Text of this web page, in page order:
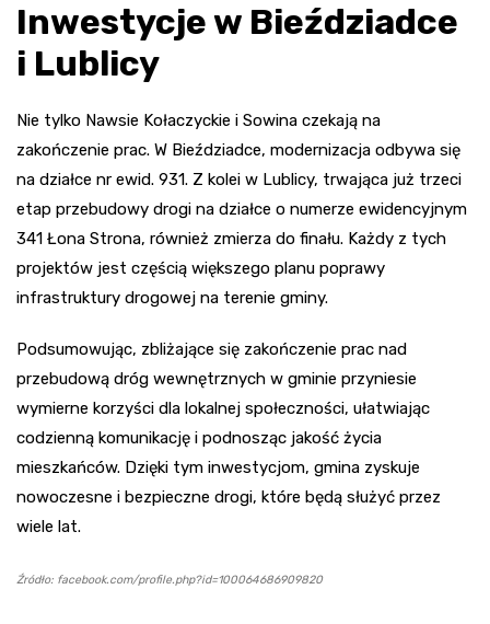
Inwestycje w Bieździadce
i Lublicy
Nie tylko Nawsie Kołaczyckie i Sowina czekają na
zakończenie prac. W Bieździadce, modernizacja odbywa się
na działce nr ewid. 931. Z kolei w Lublicy, trwająca już trzeci
etap przebudowy drogi na działce o numerze ewidencyjnym
341 Łona Strona, również zmierza do finału. Każdy z tych
projektów jest częścią większego planu poprawy
infrastruktury drogowej na terenie gminy.
Podsumowując, zbliżające się zakończenie prac nad
przebudową dróg wewnętrznych w gminie przyniesie
wymierne korzyści dla lokalnej społeczności, ułatwiając
codzienną komunikację i podnosząc jakość życia
mieszkańców. Dzięki tym inwestycjom, gmina zyskuje
nowoczesne i bezpieczne drogi, które będą służyć przez
wiele lat.
Źródło: facebook.com/profile.php?id=100064686909820